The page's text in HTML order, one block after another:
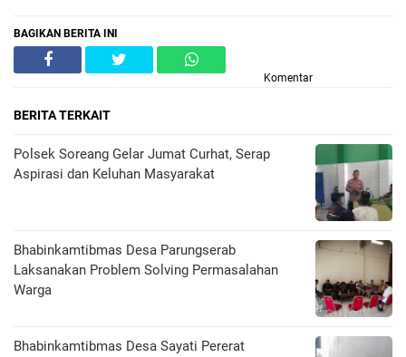
BAGIKAN BERITA INI
Komentar
BERITA TERKAIT
Polsek Soreang Gelar Jumat Curhat, Serap
Aspirasi dan Keluhan Masyarakat
Bhabinkamtibmas Desa Parungserab
Laksanakan Problem Solving Permasalahan
Warga
Bhabinkamtibmas Desa Sayati Pererat